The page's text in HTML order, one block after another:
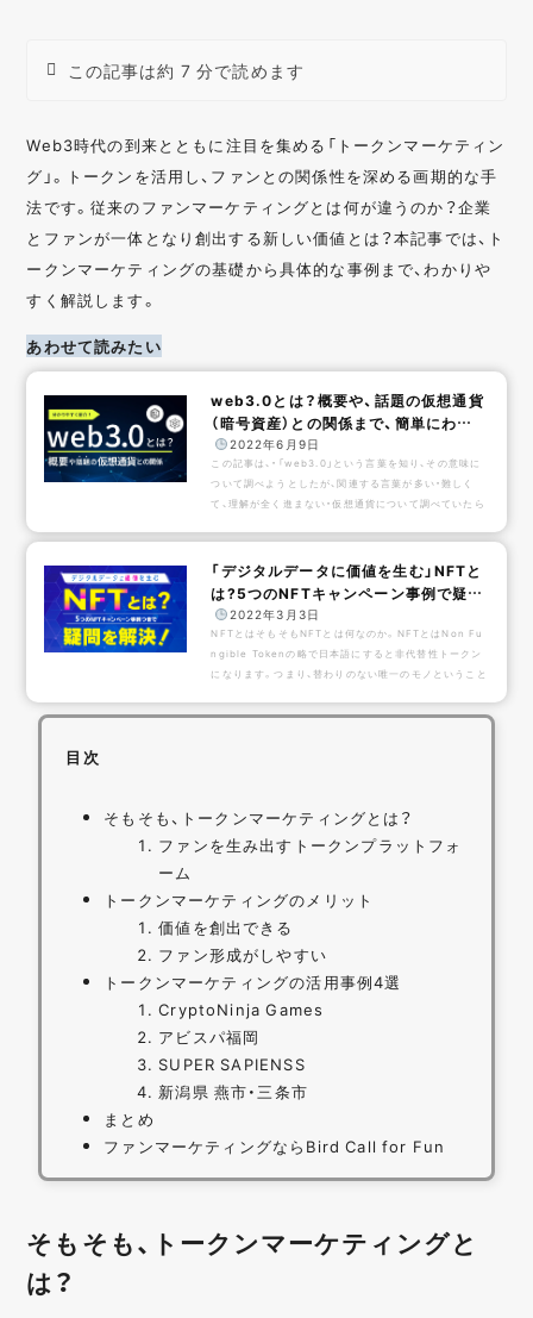
この記事は約 7 分で読めます
Web3時代の到来とともに注目を集める「トークンマーケティン
グ」。トークンを活用し、ファンとの関係性を深める画期的な手
法です。従来のファンマーケティングとは何が違うのか？企業
とファンが一体となり創出する新しい価値とは？本記事では、ト
ークンマーケティングの基礎から具体的な事例まで、わかりや
すく解説します。
あわせて読みたい
web3.0とは？概要や、話題の仮想通貨
（暗号資産）との関係まで、簡単にわか
りやす...
2022年6月9日
この記事は、・「web3.0」という言葉を知り、その意味に
ついて調べようとしたが、関連する言葉が多い・難しく
て、理解が全く進まない・仮想通貨について調べていたら
あるのかが分からないという方に向けて、難しい言葉を
使わずに、「web3.0」について簡潔にまとめたものにな
ります。他の記事では難しくて理解を諦めていた人も、初
めてweb3.0という言葉を知った人も、本記事を通して
なんとなく理解して頂けると幸いです。web3.0とは？
「デジタルデータに価値を生む」NFTと
は?5つのNFTキャンペーン事例で疑問
を解決！
2022年3月3日
NFTとはそもそもNFTとは何なのか。NFTとはNon Fu
ngible Tokenの略で日本語にすると非代替性トークン
になります。つまり、替わりのない唯一のモノということ
んがなされ得るもので価値は生まれませんでした。しか
データが本物になり希少価値が生まれるそして替わり
の...
目次
そもそも、トークンマーケティングとは？
ファンを生み出すトークンプラットフォ
ーム
トークンマーケティングのメリット
価値を創出できる
ファン形成がしやすい
トークンマーケティングの活用事例4選
CryptoNinja Games
アビスパ福岡
SUPER SAPIENSS
新潟県 燕市・三条市
まとめ
ファンマーケティングならBird Call for Fun
そもそも、トークンマーケティングと
は？